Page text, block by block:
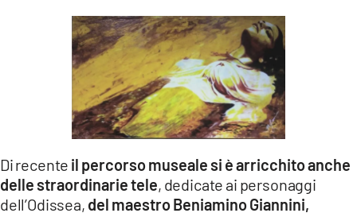
Di recente il percorso museale si è arricchito anche
delle straordinarie tele, dedicate ai personaggi
dell’Odissea, del maestro Beniamino Giannini,